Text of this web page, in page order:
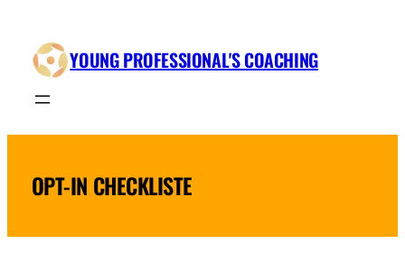
springen
YOUNG PROFESSIONAL'S COACHING
OPT-IN CHECKLISTE